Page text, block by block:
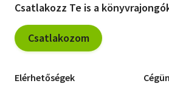
Csatlakozz Te is a
Csatlakozom
Elérhetőségek